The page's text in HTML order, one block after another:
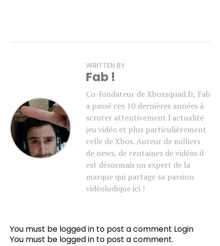
WRITTEN BY
Fab !
Co-fondateur de Xboxsquad.fr, Fab
a passé ces 10 dernières années à
scruter attentivement l'actualité
jeu vidéo et plus particulièrement
celle de Xbox. Auteur de milliers
de news, de centaines de vidéos il
est désormais un expert de la
marque qui partage sa passion
vidéoludique ici !
You must be logged in to post a comment Login
You must be logged in to post a comment.